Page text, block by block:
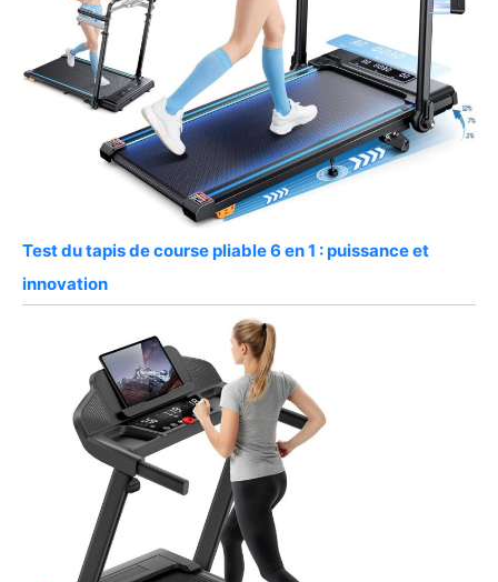
Test du tapis de course pliable 6 en 1 : puissance et
innovation